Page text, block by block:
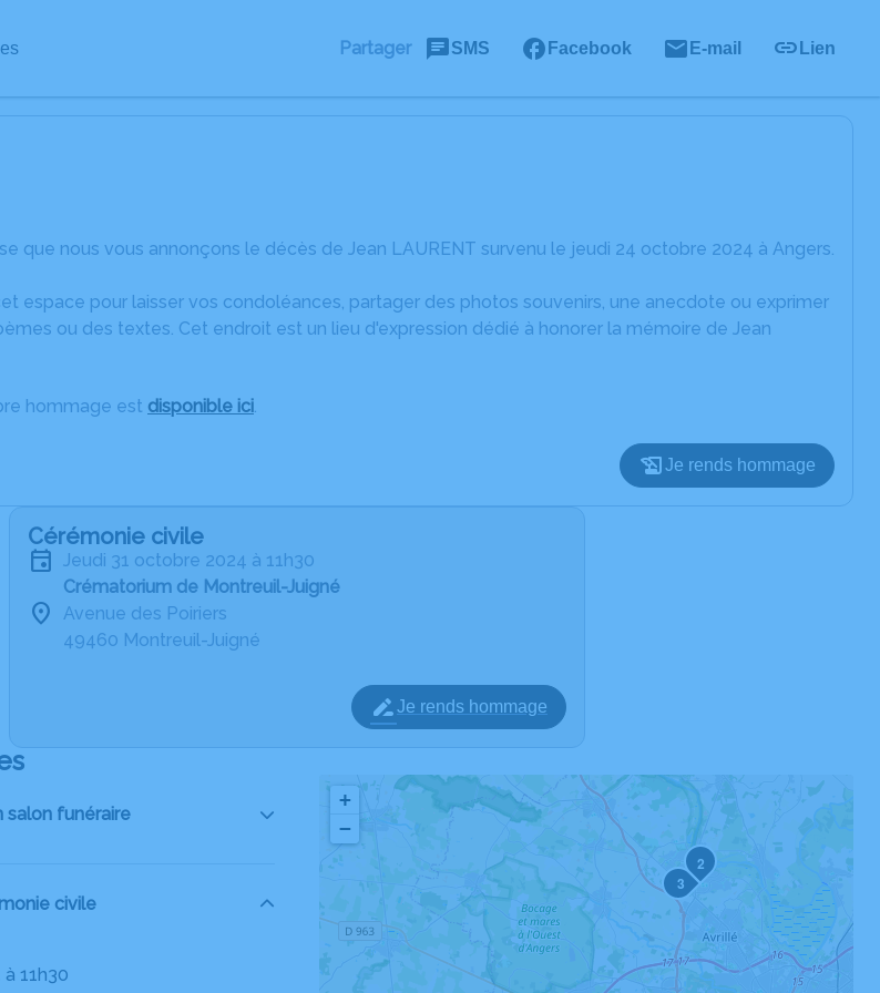
Partager SMS Facebook E-mail Lien
que nous vous annonçons le décès de Jean LAURENT survenu le jeudi 24 octobre 2024 à Angers.
espace pour laisser vos condoléances, partager des photos souvenirs, une anecdote ou exprimer
ou des textes. Cet endroit est un lieu d'expression dédié à honorer la mémoire de Jean
hommage est disponible ici.
Je rends hommage
Cérémonie civile
jeudi 31 octobre 2024 à 11h30
Crématorium de Montreuil-Juigné
Avenue des Poiriers
49460 Montreuil-Juigné
Je rends hommage
salon funéraire
civile
à 11h30
2
3
+
−